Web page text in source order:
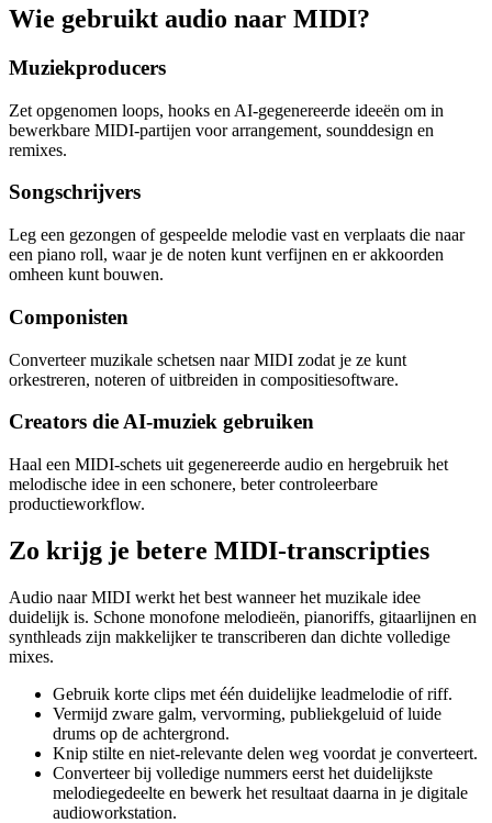
Wie gebruikt audio naar MIDI?
Muziekproducers
Zet opgenomen loops, hooks en AI-gegenereerde ideeën om in
bewerkbare MIDI-partijen voor arrangement, sounddesign en
remixes.
Songschrijvers
Leg een gezongen of gespeelde melodie vast en verplaats die naar
een piano roll, waar je de noten kunt verfijnen en er akkoorden
omheen kunt bouwen.
Componisten
Converteer muzikale schetsen naar MIDI zodat je ze kunt
orkestreren, noteren of uitbreiden in compositiesoftware.
Creators die AI-muziek gebruiken
Haal een MIDI-schets uit gegenereerde audio en hergebruik het
melodische idee in een schonere, beter controleerbare
productieworkflow.
Zo krijg je betere MIDI-transcripties
Audio naar MIDI werkt het best wanneer het muzikale idee
duidelijk is. Schone monofone melodieën, pianoriffs, gitaarlijnen en
synthleads zijn makkelijker te transcriberen dan dichte volledige
mixes.
Gebruik korte clips met één duidelijke leadmelodie of riff.
Vermijd zware galm, vervorming, publiekgeluid of luide
drums op de achtergrond.
Knip stilte en niet-relevante delen weg voordat je converteert.
Converteer bij volledige nummers eerst het duidelijkste
melodiegedeelte en bewerk het resultaat daarna in je digitale
audioworkstation.